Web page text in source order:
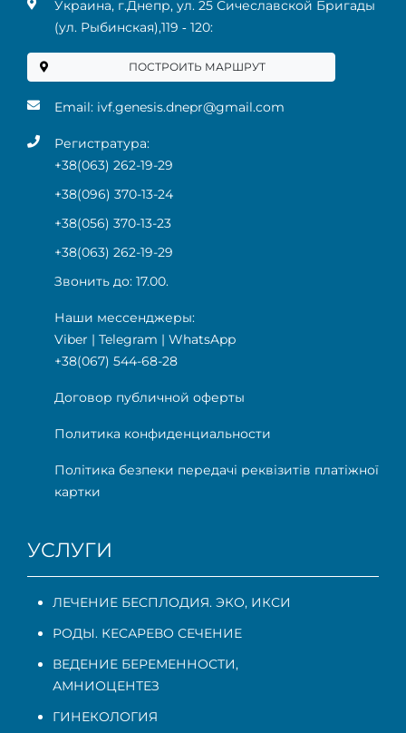
Украина, г.Днепр, ул. 25 Сичеславской Бригады
(ул. Рыбинская),119 ‑ 120:
ПОСТРОИТЬ МАРШРУТ
Email: ivf.genesis.dnepr@gmail.com
Регистратура:
+38(063) 262-19-29
+38(096) 370-13-24
+38(056) 370-13-23
+38(063) 262-19-29
Звонить до: 17.00.
Наши мессенджеры:
Viber | Telegram | WhatsApp
+38(067) 544-68-28
Договор публичной оферты
Политика конфиденциальности
Політика безпеки передачі реквізитів платіжної
картки
УСЛУГИ
ЛЕЧЕНИЕ БЕСПЛОДИЯ. ЭКО, ИКСИ
РОДЫ. КЕСАРЕВО СЕЧЕНИЕ
ВЕДЕНИЕ БЕРЕМЕННОСТИ,
АМНИОЦЕНТЕЗ
ГИНЕКОЛОГИЯ